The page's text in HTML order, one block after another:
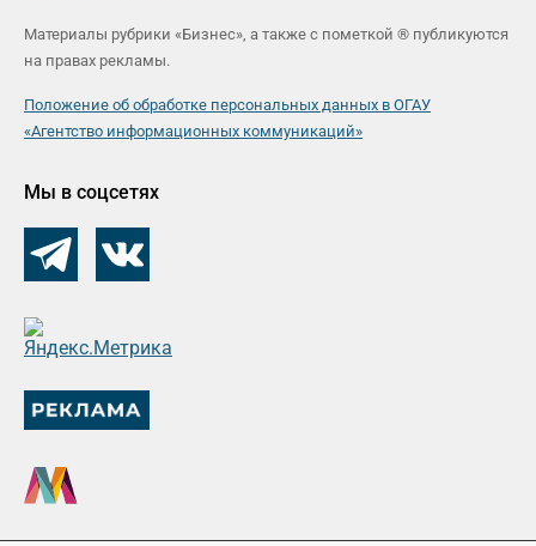
Материалы рубрики «Бизнес», а также с пометкой ® публикуются
на правах рекламы.
Положение об обработке персональных данных в ОГАУ
«Агентство информационных коммуникаций»
Мы в соцсетях